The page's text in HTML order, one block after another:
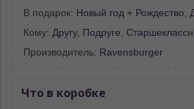
В подарок: Новый год + Рождество,
Кому: Другу, Подруге,
Производитель: Ravensburger
Что в коробке